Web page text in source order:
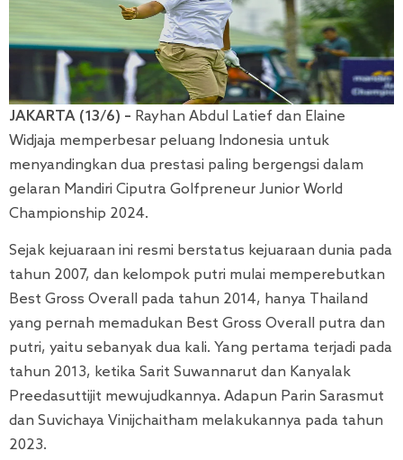
JAKARTA (13/6) – Rayhan Abdul Latief dan Elaine
Widjaja memperbesar peluang Indonesia untuk
menyandingkan dua prestasi paling bergengsi dalam
gelaran Mandiri Ciputra Golfpreneur Junior World
Championship 2024.
Sejak kejuaraan ini resmi berstatus kejuaraan dunia pada
tahun 2007, dan kelompok putri mulai memperebutkan
Best Gross Overall pada tahun 2014, hanya Thailand
yang pernah memadukan Best Gross Overall putra dan
putri, yaitu sebanyak dua kali. Yang pertama terjadi pada
tahun 2013, ketika Sarit Suwannarut dan Kanyalak
Preedasuttijit mewujudkannya. Adapun Parin Sarasmut
dan Suvichaya Vinijchaitham melakukannya pada tahun
2023.